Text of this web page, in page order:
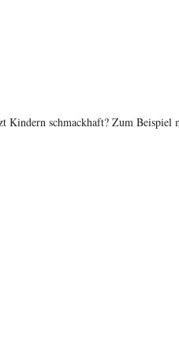
Kindern schmackhaft? Zum